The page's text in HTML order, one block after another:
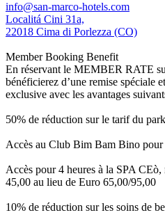
info@san-marco-hotels.com
Localitá Cini 31a,
22018 Cima di Porlezza (CO)
Member Booking Benefit
En réservant le MEMBER RATE
bénéficierez d’une remise spéciale
exclusive avec les avantages
50% de réduction sur le tarif du
Accès au Club Bim Bam Bino pour
Accès pour 4 heures à la SPA
45,00 au lieu de Euro 65,00/95,00
10% de réduction sur les soins de